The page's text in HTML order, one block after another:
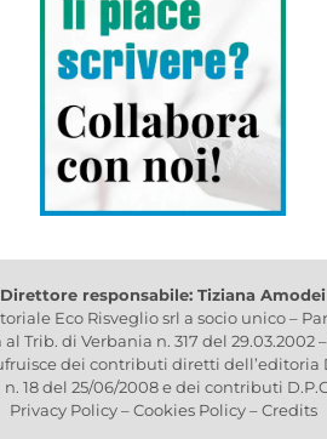
Direttore responsabile: Tiziana Amodei
Eco Risveglio srl a socio unico –
Trib. di Verbania n. 317 del 29.03.2002
dei contributi diretti dell’editoria
18 del 25/06/2008 e dei contributi
Privacy Policy–Cookies Policy–Credits